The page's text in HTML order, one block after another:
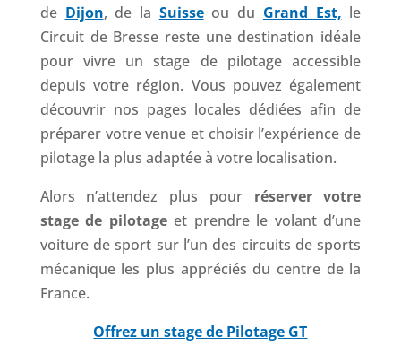
de Dijon, de la Suisseou du Grand Est, le
Circuit de Bresse reste une destination idéale
pour vivre un stage de pilotage accessible
depuis votre région. Vous pouvez également
découvrir nos pages locales dédiées afin de
préparer votre venue et choisir l’expérience de
pilotage la plus adaptée à votre localisation.
Alors n’attendez plus pour réserver votre
stage de pilotageet prendre le volant d’une
voiture de sport sur l’un des circuits de sports
mécanique les plus appréciés du centre de la
France.
Offrez un stage de Pilotage GT